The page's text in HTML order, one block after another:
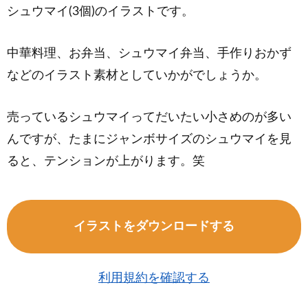
シュウマイ(3個)のイラストです。
中華料理、お弁当、シュウマイ弁当、手作りおかず
などのイラスト素材としていかがでしょうか。
売っているシュウマイってだいたい小さめのが多い
んですが、たまにジャンボサイズのシュウマイを見
ると、テンションが上がります。笑
イラストをダウンロードする
利用規約を確認する